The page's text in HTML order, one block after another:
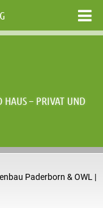
HAUS – PRIVAT UND
Paderborn & OWL |